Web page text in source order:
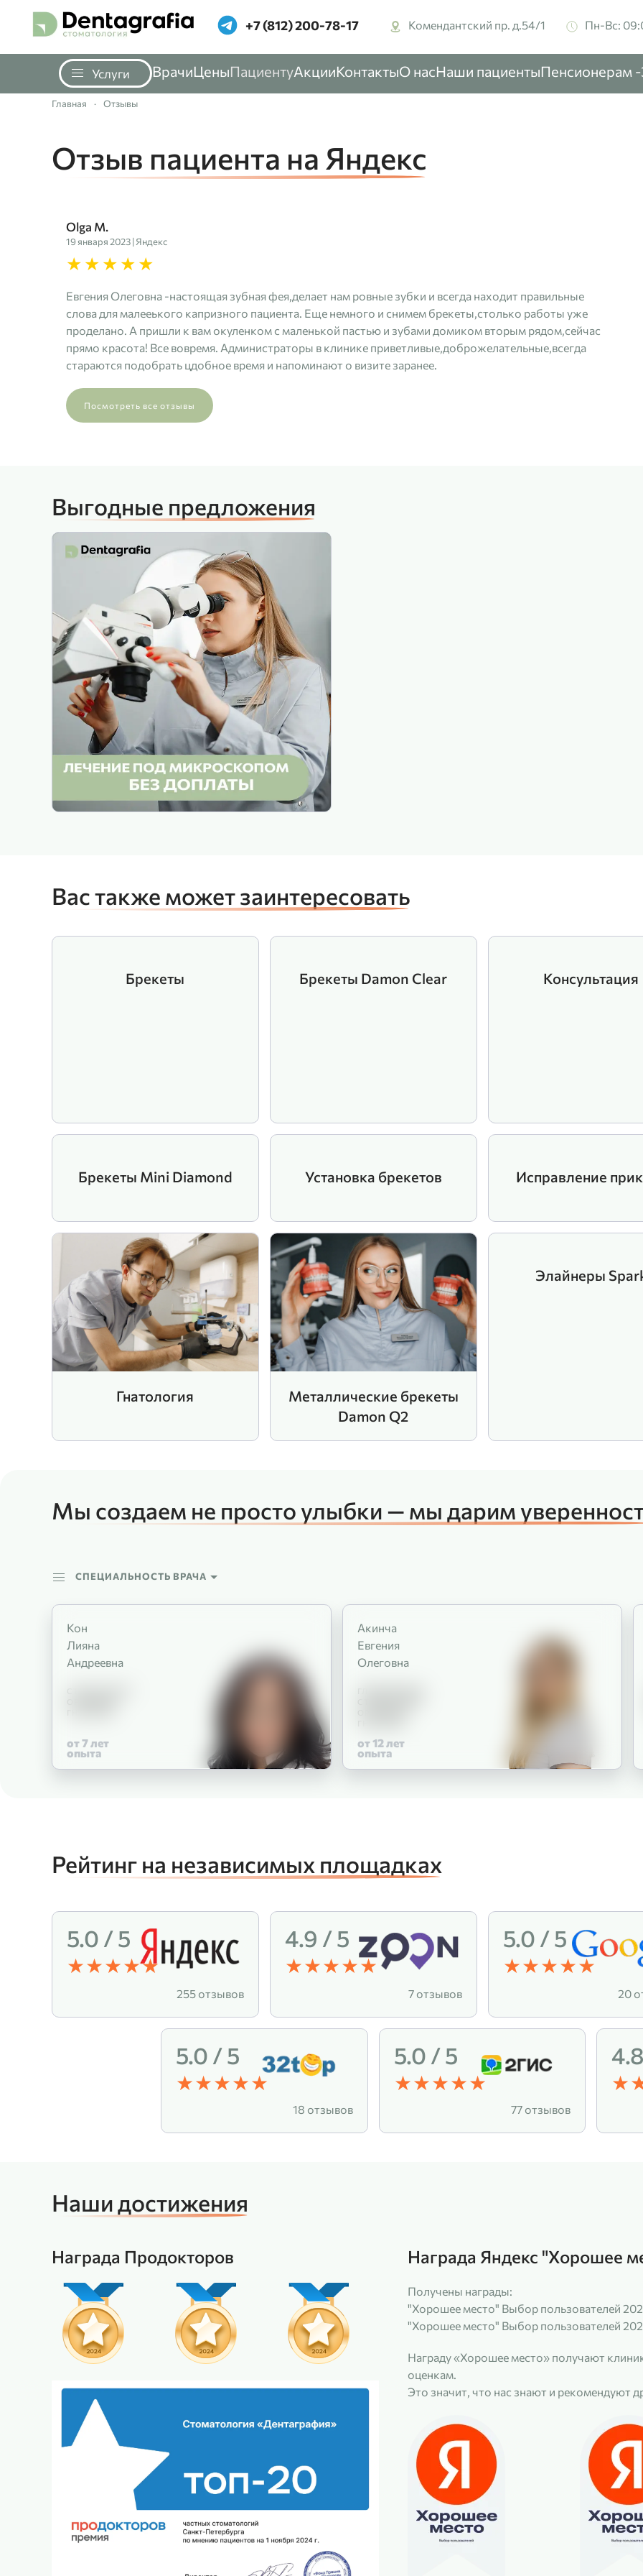
Перейти к содержимому
‪+7 (812) 200-78-17‬ Комендантский пр. д.54/1 Пн-Вс:
Услуги ВрачиЦеныПациентуАкцииКонтактыО насНаши пациентыПенсионерам
Главная Отзывы
Отзыв пациента на Яндекс
Olga M.
19 января 2023 | Яндекс
Евгения Олеговна -настоящая зубная фея,делает нам ровные зубки и всегда находит правильные
слова для малееького капризного пациента. Еще немного и снимем брекеты,столько работы уже
проделано. А пришли к вам окуленком с маленькой пастью и зубами домиком вторым рядом,сейчас
прямо красота! Все вовремя. Администраторы в клинике приветливые,доброжелательные,всегда
стараются подобрать цдобное время и напоминают о визите заранее.
Посмотреть все отзывы
Выгодные предложения
Вас также может заинтересовать
Брекеты Брекеты Damon Clear Консультация
Брекеты Mini Diamond Установка брекетов Исправление
Гнатология
Металлические брекеты
Damon Q2
Элайнеры
Мы создаем не просто улыбки — мы дарим
СПЕЦИАЛЬНОСТЬ ВРАЧА
Кон
Лияна
Андреевна
от 7 лет
опыта
Акинча
Евгения
Олеговна
от 12 лет
опыта
Рейтинг на независимых площадках
255 отзывов
5.0 / 5
7 отзывов
4.9 / 5
20
5.0 / 5
18 отзывов
5.0 / 5
77 отзывов
5.0 / 5
Наши достижения
Награда Продокторов Награда Яндекс "Хорошее
Получены награды:
"Хорошее место" Выбор пользователей
"Хорошее место" Выбор пользователей
Награду «Хорошее место» получают
оценкам.
Это значит, что нас знают и рекомендуют